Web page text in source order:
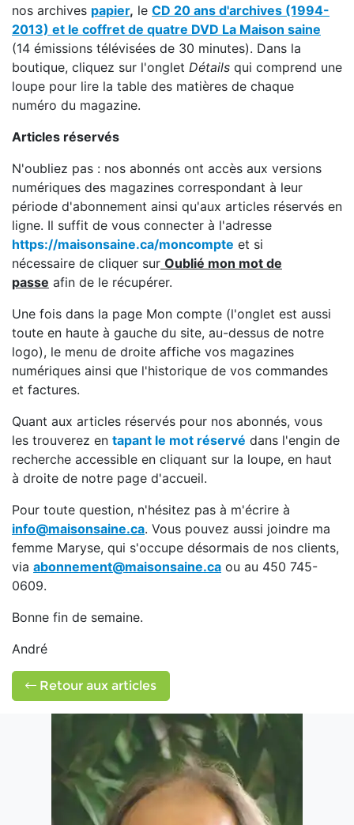
nos archives papier, le CD 20 ans d'archives (1994-
2013) et le coffret de quatre DVD La Maison saine
(14 émissions télévisées de 30 minutes). Dans la
boutique, cliquez sur l'onglet Détails qui comprend une
loupe pour lire la table des matières de chaque
numéro du magazine.
Articles réservés
N'oubliez pas : nos abonnés ont accès aux versions
numériques des magazines correspondant à leur
période d'abonnement ainsi qu'aux articles réservés en
ligne. Il suffit de vous connecter à l'adresse
https://maisonsaine.ca/moncompte et si
nécessaire de cliquer sur Oublié mon mot de
passe afin de le récupérer.
Une fois dans la page Mon compte (l'onglet est aussi
toute en haute à gauche du site, au-dessus de notre
logo), le menu de droite affiche vos magazines
numériques ainsi que l'historique de vos commandes
et factures.
Quant aux articles réservés pour nos abonnés, vous
les trouverez en tapant le mot réservé dans l'engin de
recherche accessible en cliquant sur la loupe, en haut
à droite de notre page d'accueil.
Pour toute question, n'hésitez pas à m'écrire à
info@maisonsaine.ca. Vous pouvez aussi joindre ma
femme Maryse, qui s'occupe désormais de nos clients,
via abonnement@maisonsaine.ca ou au 450 745-
0609.
Bonne fin de semaine.
André
Retour aux articles